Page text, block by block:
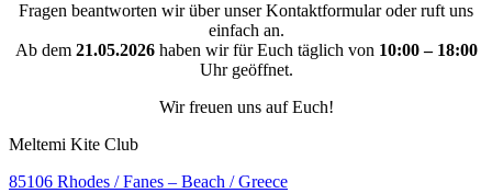
Fragen beantworten wir über unser Kontaktformular oder ruft uns
einfach an.
Ab dem21.05.2026haben wir für Euch täglich von 10:00 – 18:00
Uhr geöffnet.
Wir freuen uns auf Euch!
Meltemi Kite Club
85106 Rhodes / Fanes – Beach / Greece